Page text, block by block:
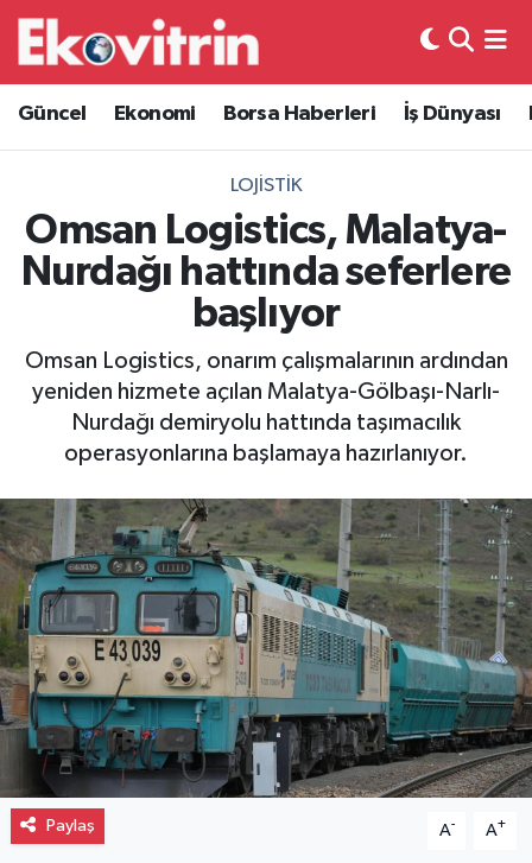
Güncel Ekonomi Borsa Haberleri İş Dünyası
LOJISTIK
Omsan Logistics, Malatya-
Nurdağı hattında seferlere
başlıyor
Omsan Logistics, onarım çalışmalarının ardından
yeniden hizmete açılan Malatya-Gölbaşı-Narlı-
Nurdağı demiryolu hattında taşımacılık
operasyonlarına başlamaya hazırlanıyor.
Paylaş A- A+
Güncel
Ekonomi
Borsa Haberleri
İş Dünyası
Otovitrin
Asayiş
Magazin
Gayrimenkul
Spor
Eğitim
Hava Durumu
Trafik Durumu
Süper Lig Puan Durumu ve Fikstür
Tüm Manşetler
Son Dakika Haberleri
Haber Arşivi